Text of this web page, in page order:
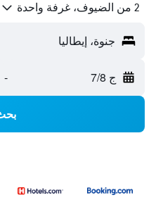
2 من الضيوف، غرفة واحدة
جنوة، إيطاليا
ج 7/8 -